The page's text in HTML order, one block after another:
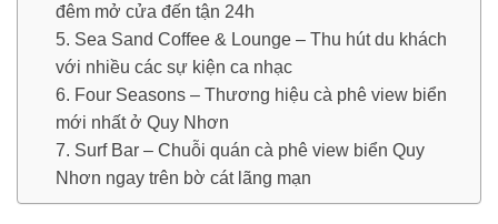
đêm mở cửa đến tận 24h
5. Sea Sand Coffee & Lounge – Thu hút du khách
với nhiều các sự kiện ca nhạc
6. Four Seasons – Thương hiệu cà phê view biển
mới nhất ở Quy Nhơn
7. Surf Bar – Chuỗi quán cà phê view biển Quy
Nhơn ngay trên bờ cát lãng mạn